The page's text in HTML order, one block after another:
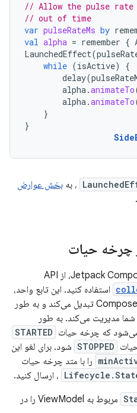
// Allow the pulse
// out of time
var pulseRateMs by
val alpha = remember {
LaunchedEffect(
while (isActive)
{
delay(
alpha.animateTo
alpha.animateTo
}
}
، به بخش عوارض
چرخه حیات
استفاده کنید. این تابع واحد،
تبدیل می‌کند و به طور
شما مدیریت می‌کند. به طور
که چرخه حیات STARTED
STOPPED شود. برای لغو این
را با متد چرخه حیات
، ارسال کنید.
مربوط به ViewModel را در